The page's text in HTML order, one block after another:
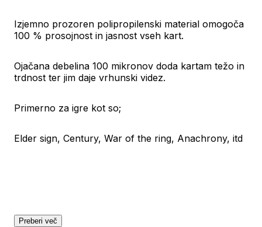
Izjemno prozoren polipropilenski material omogoča
100 % prosojnost in jasnost vseh kart.
Ojačana debelina 100 mikronov doda kartam težo in
trdnost ter jim daje vrhunski videz.
Primerno za igre kot so;
Elder sign, Century, War of the ring, Anachrony, itd
Preberi več